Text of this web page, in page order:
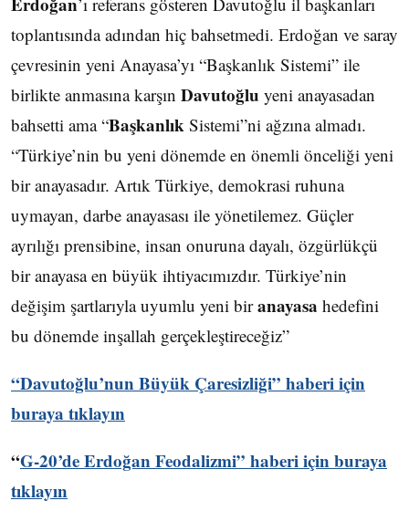
toplantısında adından hiç bahsetmedi. Erdoğan ve saray
çevresinin yeni Anayasa’yı “Başkanlık Sistemi” ile
birlikte anmasına karşın Davutoğlu yeni anayasadan
bahsetti ama “Başkanlık Sistemi”ni ağzına almadı.
“Türkiye’nin bu yeni dönemde en önemli önceliği yeni
bir anayasadır. Artık Türkiye, demokrasi ruhuna
uymayan, darbe anayasası ile yönetilemez. Güçler
ayrılığı prensibine, insan onuruna dayalı, özgürlükçü
bir anayasa en büyük ihtiyacımızdır. Türkiye’nin
değişim şartlarıyla uyumlu yeni biranayasa hedefini
bu dönemde inşallah gerçekleştireceğiz”
“Davutoğlu’nun Büyük Çaresizliği” haberi için
buraya tıklayın
“G-20’de Erdoğan Feodalizmi” haberi için buraya
tıklayın